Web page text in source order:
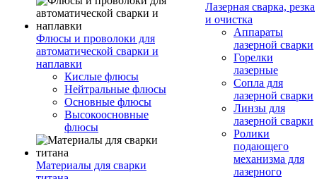
Флюсы и проволоки для
автоматической сварки и
наплавки
Кислые флюсы
Нейтральные флюсы
Основные флюсы
Высокоосновные
флюсы
Материалы для сварки
Лазерная сварка, резка
и очистка
Аппараты
лазерной сварки
Горелки
лазерные
Сопла для
лазерной сварки
Линзы для
лазерной сварки
Ролики
подающего
механизма для
лазерного